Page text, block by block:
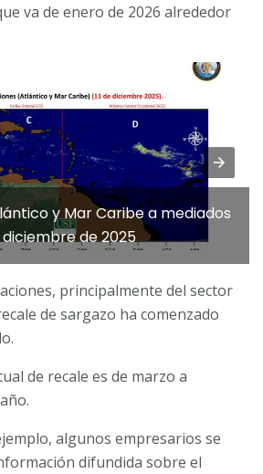
va de enero de 2026 alrededor
y Mar Caribe a mediados
de 2025
principalmente del sector
de sargazo ha comenzado
de recale es de marzo a
algunos empresarios se
difundida sobre el